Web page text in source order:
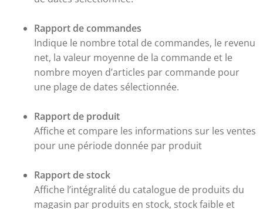
Rapport de commandes
Indique le nombre total de commandes, le revenu
net, la valeur moyenne de la commande et le
nombre moyen d’articles par commande pour
une plage de dates sélectionnée.
Rapport de produit
Affiche et compare les informations sur les ventes
pour une période donnée par produit
Rapport de stock
Affiche l’intégralité du catalogue de produits du
magasin par produits en stock, stock faible et